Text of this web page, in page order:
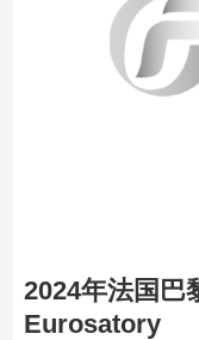
2024年法国巴
Eurosatory